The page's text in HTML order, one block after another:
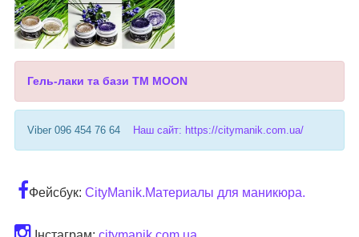
Гель-лаки та бази ТМ MOON
Viber 096 454 76 64 Наш сайт: https://citymanik.com.ua/
Фейсбук: CityManik.Материалы для маникюра.